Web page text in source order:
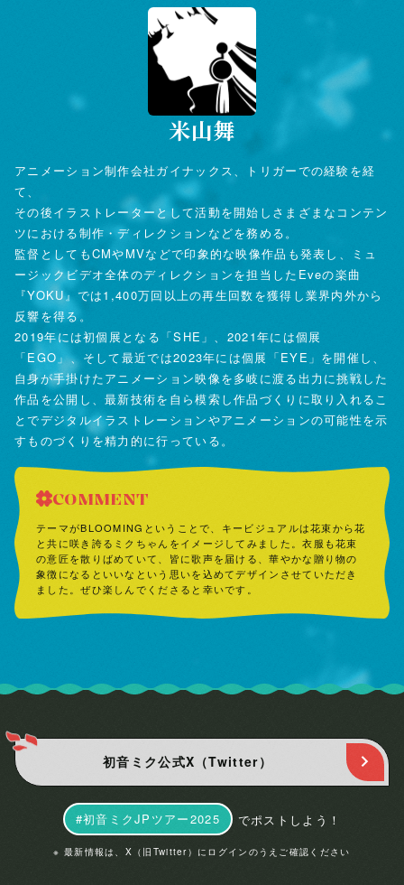
米山舞
アニメーション制作会社ガイナックス、トリガーでの経験を経
て、
その後イラストレーターとして活動を開始しさまざまなコンテン
ツにおける制作・ディレクションなどを務める。
監督としてもCMやMVなどで印象的な映像作品も発表し、ミュ
ージックビデオ全体のディレクションを担当したEveの楽曲
『YOKU』では1,400万回以上の再生回数を獲得し業界内外から
反響を得る。
2019年には初個展となる「SHE」、2021年には個展
「EGO」、そして最近では2023年には個展「EYE」を開催し、
自身が手掛けたアニメーション映像を多岐に渡る出力に挑戦した
作品を公開し、最新技術を自ら模索し作品づくりに取り入れるこ
とでデジタルイラストレーションやアニメーションの可能性を示
すものづくりを精力的に行っている。
COMMENT
テーマがBLOOMINGということで、キービジュアルは花束から花
と共に咲き誇るミクちゃんをイメージしてみました。衣服も花束
の意匠を散りばめていて、皆に歌声を届ける、華やかな贈り物の
象徴になるといいなという思いを込めてデザインさせていただき
ました。ぜひ楽しんでくださると幸いです。
初音ミク公式X（Twitter）
#初音ミクJPツアー2025 でポストしよう！
※ 最新情報は、X（旧Twitter）にログインのうえご確認ください